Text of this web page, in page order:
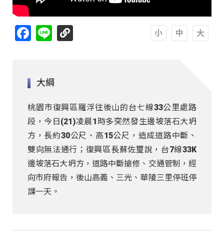
Facebook
Line
大綱
桃園市復興區羅浮往後山的台七線33公里處路
段，今日(21)凌晨1時多突然發生邊坡落石大坍
方，長約30公尺、高15公尺，造成道路中斷、
雙向無法通行；復興區長蘇佐璽說，台7線33K
邊坡落石大坍方，道路中斷搶修、交通管制，經
向市府報告，後山高義、三光、華陵三里停班停
課一天。